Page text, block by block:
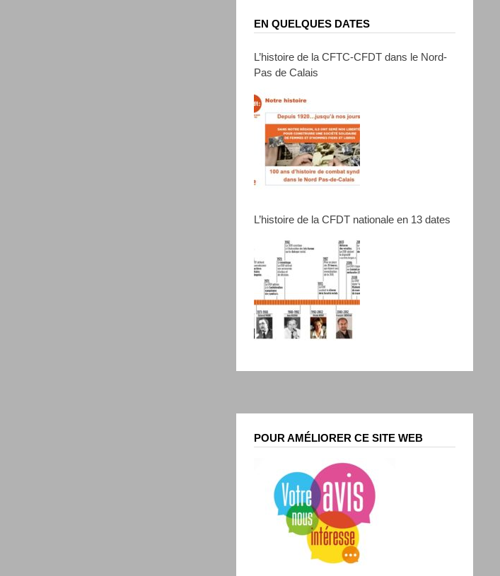
EN QUELQUES DATES
L’histoire de la CFTC-CFDT dans le Nord-
Pas de Calais
L’histoire de la CFDT nationale en 13 dates
POUR AMÉLIORER CE SITE WEB